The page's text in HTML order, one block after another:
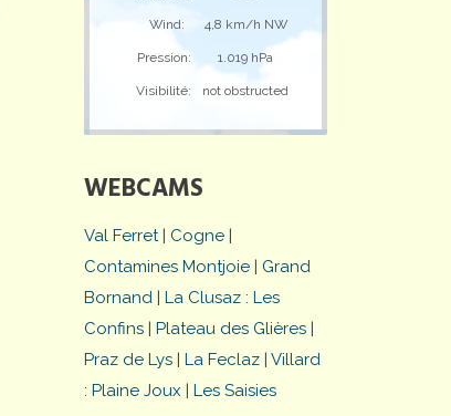
Wind: 4,8 km/h NW
Pression: 1.019 hPa
Visibilité: not obstructed
WEBCAMS
Val Ferret| Cogne |
Contamines Montjoie | Grand
Bornand | La Clusaz : Les
Confins | Plateau des Glières |
Praz de Lys | La Feclaz | Villard
: Plaine Joux | Les Saisies